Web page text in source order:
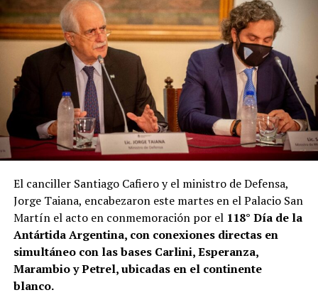
El canciller Santiago Cafiero y el ministro de Defensa,
Jorge Taiana, encabezaron este martes en el Palacio San
Martín el acto en conmemoración por el118° Día de la
Antártida Argentina, con conexiones directas en
simultáneo con las bases Carlini, Esperanza,
Marambio y Petrel, ubicadas en el continente
blanco.